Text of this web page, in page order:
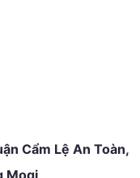
Cẩm Lệ An Toàn,
Mogi